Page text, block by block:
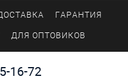
ГАРАНТИЯ
ДЛЯ ОПТОВИКОВ
16-72